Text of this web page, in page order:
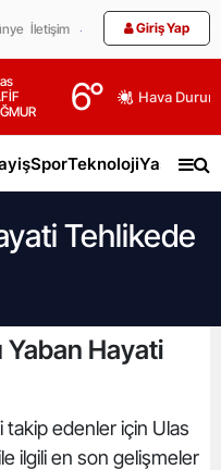
İletişim Giriş Yap
6° Hava
SporTeknolojiYaşam
Tehlikede
Yaban Hayati
edenler için Ulas
ilgili en son gelişmeler